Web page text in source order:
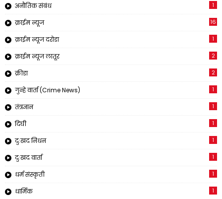
अनौतिक संबंध 1
क्राईम न्यूज 16
क्राईम न्यूज दरोडा 1
क्राईम न्यूज लातूर 2
क्रीडा 2
गुन्हे वार्ता (Crime News) 1
तंत्रज्ञान 1
दिघी 1
दुःखद निधन 1
दुःखद वार्ता 1
धर्म संस्कृती 1
धार्मिक 1